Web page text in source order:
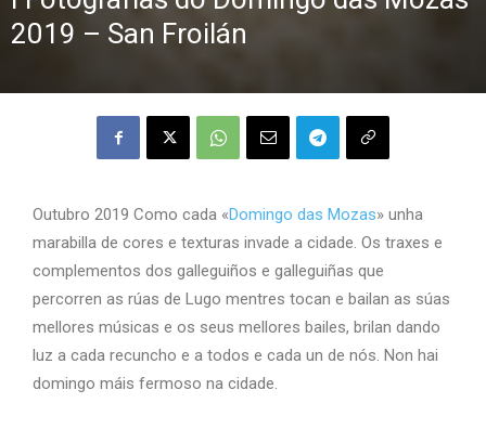
2019 – San Froilán
Outubro 2019 Como cada «Domingo das Mozas» unha
marabilla de cores e texturas invade a cidade. Os traxes e
complementos dos galleguiños e galleguiñas que
percorren as rúas de Lugo mentres tocan e bailan as súas
mellores músicas e os seus mellores bailes, brilan dando
luz a cada recuncho e a todos e cada un de nós. Non hai
domingo máis fermoso na cidade.